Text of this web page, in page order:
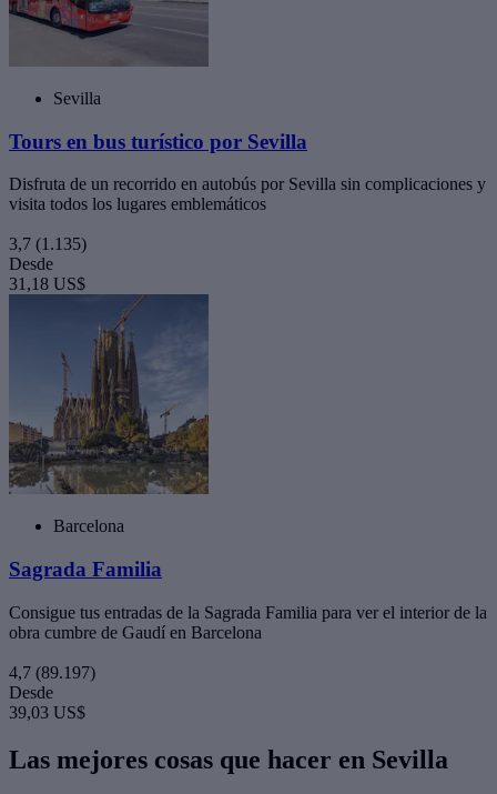
Sevilla
Tours en bus turístico por Sevilla
Disfruta de un recorrido en autobús por Sevilla sin complicaciones y
visita todos los lugares emblemáticos
3,7 (1.135)
Desde
31,18 US$
Barcelona
Sagrada Familia
Consigue tus entradas de la Sagrada Familia para ver el interior de la
obra cumbre de Gaudí en Barcelona
4,7 (89.197)
Desde
39,03 US$
Las mejores cosas que hacer en Sevilla